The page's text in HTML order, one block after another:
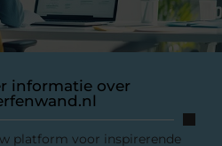
informatie over
platform voor inspirerende